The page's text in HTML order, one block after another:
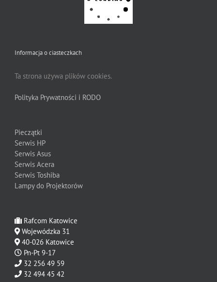
Informacja o ciasteczkach
Ta strona używa plików cookies.
Polityka Prywatności i RODO
Pieczątki
Serwis HP
Serwis Asus
Serwis Acera
Serwis Toshiba
Lampy do Projektorów
Rafcom Katowice
Wojewódzka 31
40-026 Katowice
Pn-Pt 9-17
32 256 49 59
32 494 45 42